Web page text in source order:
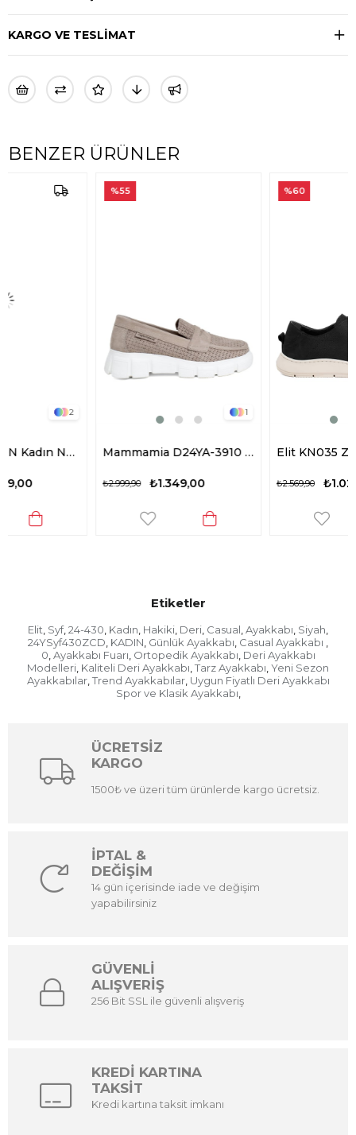
KARGO VE TESLİMAT
BENZER ÜRÜNLER
Mammamia D24YA-3910 Kadın Deri Casual Ayakkabı Gri
₺1.349,00
₺2.999,90
Elit KN035 Z8451 Kadın Hakiki Deri Casual Ayakkabı Siyah
₺1.029,00
₺2.569,90
Etiketler
Elit, Syf, 24-430, Kadın, Hakiki, Deri, Casual, Ayakkabı, Siyah,
24YSyf430ZCD, KADIN, Günlük Ayakkabı, Casual Ayakkabı ,
0, Ayakkabı Fuarı, Ortopedik Ayakkabı, Deri Ayakkabı
Modelleri, Kaliteli Deri Ayakkabı, Tarz Ayakkabı, Yeni Sezon
Ayakkabılar, Trend Ayakkabılar, Uygun Fiyatlı Deri Ayakkabı
Spor ve Klasik Ayakkabı,
ÜCRETSİZ
KARGO
1500₺ ve üzeri tüm ürünlerde kargo ücretsiz.
İPTAL &
DEĞİŞİM
14 gün içerisinde iade ve değişim
yapabilirsiniz
GÜVENLİ
ALIŞVERİŞ
256 Bit SSL ile güvenli alışveriş
KREDİ KARTINA
TAKSİT
Kredi kartına taksit imkanı